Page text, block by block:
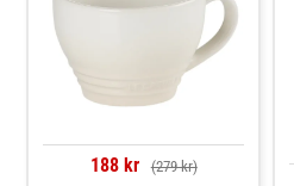
188 kr (279 kr)